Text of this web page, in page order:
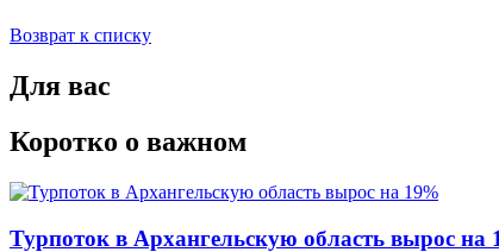
Возврат к списку
Для вас
Коротко о важном
Турпоток в Архангельскую область вырос на